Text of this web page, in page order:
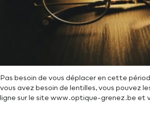
Pas besoin de vous déplacer en cette
vous avez besoin de lentilles, vous pouvez
ligne sur le site www.optique-grenez.be et